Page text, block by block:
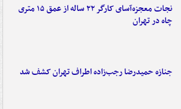
نجات معجزه‌آسای کارگر ۲۲ ساله از عمق ۱۵ متری
چاه در تهران
جنازه حمیدرضا رجب‌زاده اطراف تهران کشف شد